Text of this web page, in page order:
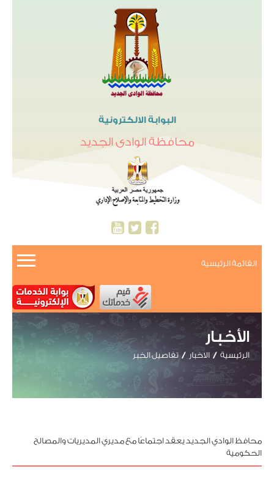
البوابة الالكترونية
محافظة الوادى الجديد
القائمة الرئيسية
الأخبار
الرئيسية الاخبار تفاصيل الخبر
محافظ الوادي الجديد يعقد اجتماعًا مع مديري المديريات والمصالح
الحكومية